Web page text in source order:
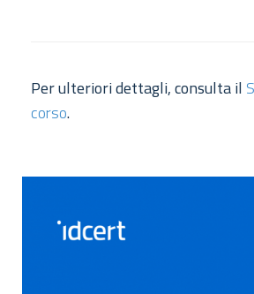
Per ulteriori dettagli, consulta il
corso.